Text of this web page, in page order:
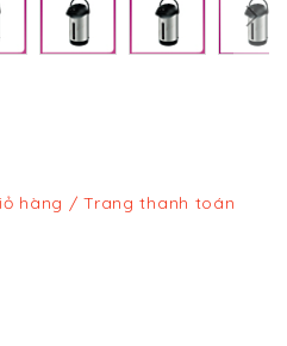
hàng / Trang thanh toán